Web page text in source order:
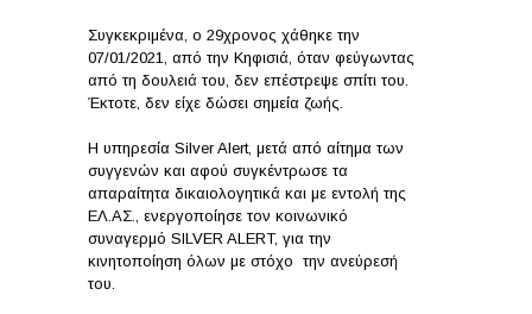
Συγκεκριμένα, ο 29χρονος χάθηκε την
07/01/2021, από την Κηφισιά, όταν φεύγωντας
από τη δουλειά του, δεν επέστρεψε σπίτι του.
Έκτοτε, δεν είχε δώσει σημεία ζωής.
Η υπηρεσία Silver Alert, μετά από αίτημα των
συγγενών και αφού συγκέντρωσε τα
απαραίτητα δικαιολογητικά και με εντολή της
ΕΛ.ΑΣ., ενεργοποίησε τον κοινωνικό
συναγερμό SILVER ALERT, για την
κινητοποίηση όλων με στόχο την ανεύρεσή
του.